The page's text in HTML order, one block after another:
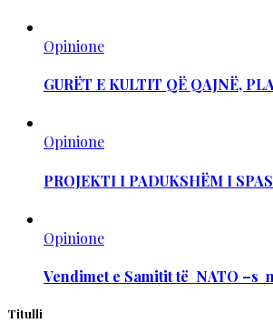
Opinione
GURËT E KULTIT QË QAJNË,
Opinione
PROJEKTI I PADUKSHËM I
Opinione
Vendimet e Samitit të NATO –s
Titulli